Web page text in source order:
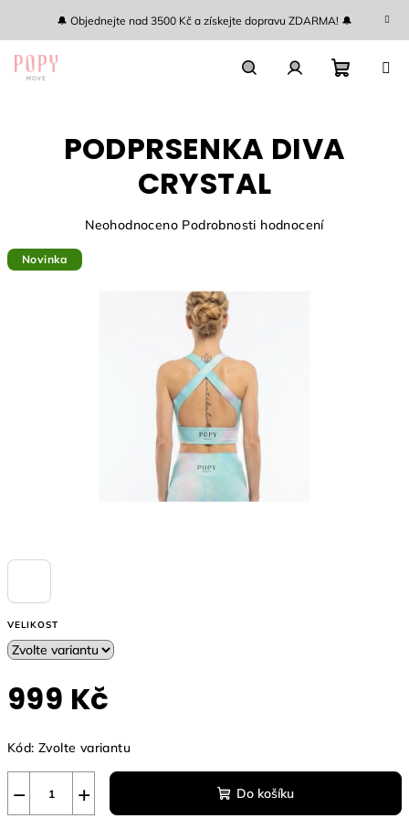
obsah
🔔 Objednejte nad 3500 Kč a získejte dopravu ZDARMA! 🔔
košík
VELIKOST
999 Kč
cena:
Kód: Zvolte variantu
+
− Do košíku
PODPRSENKA DIVA
CRYSTAL
Průměrné
Neohodnoceno Podrobnosti hodnocení
Novinka